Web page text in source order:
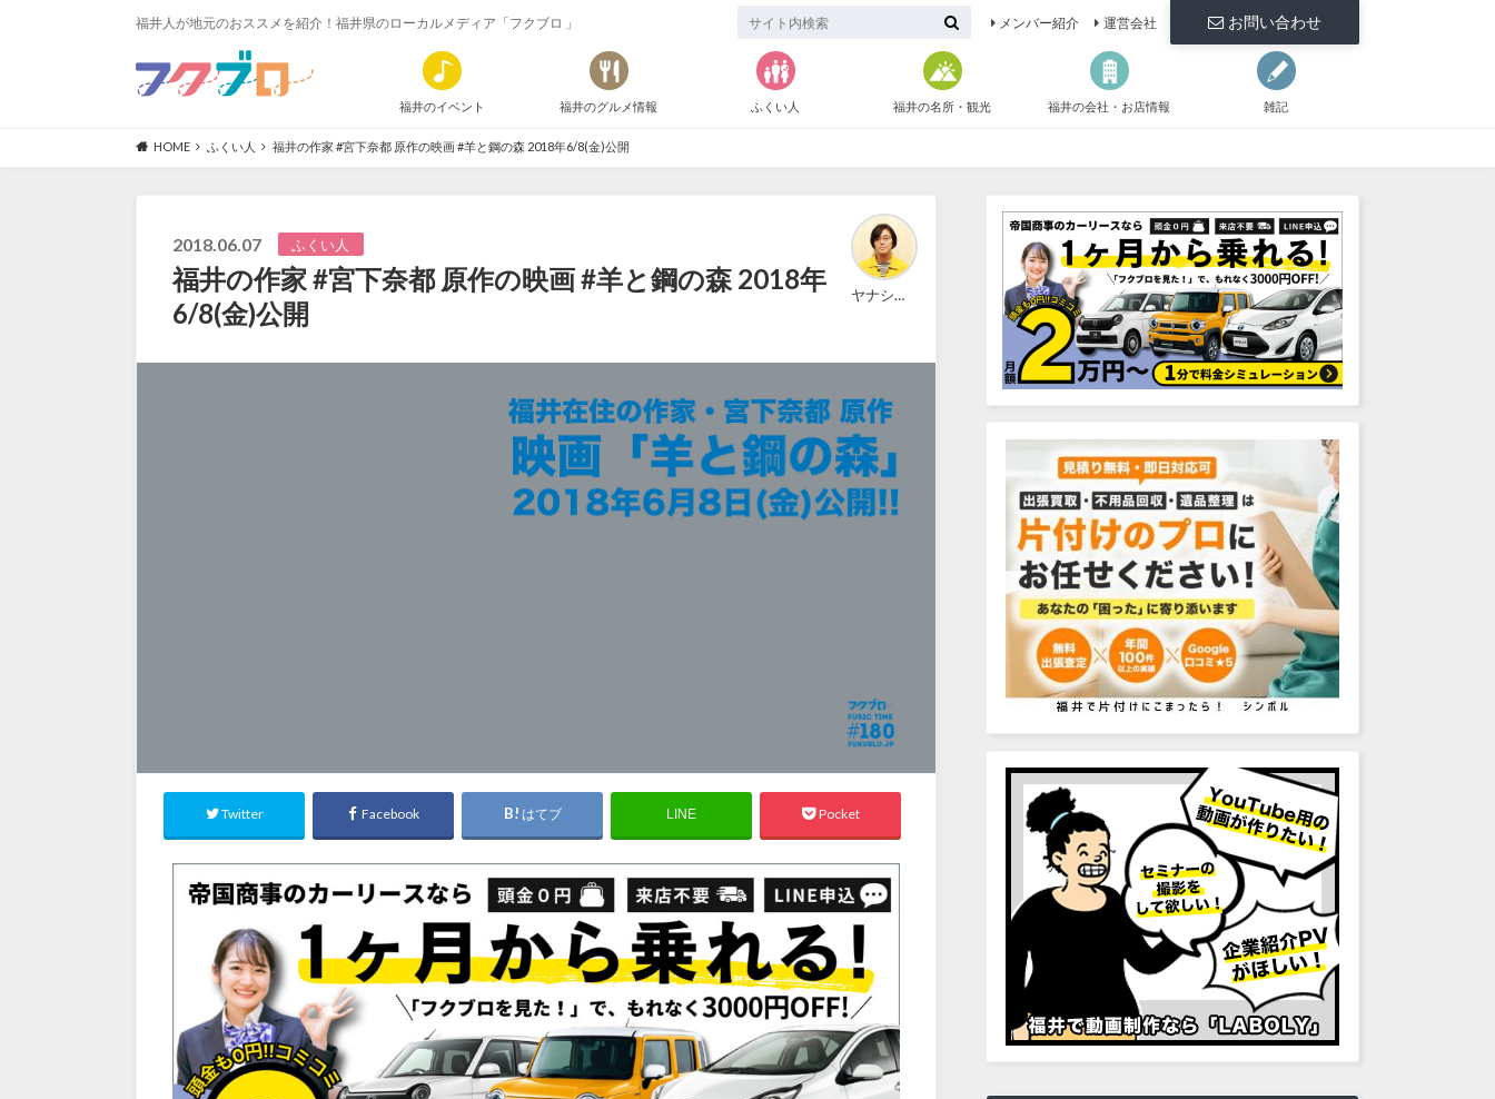
福井人が地元のおススメを紹介！福井県のローカルメディア「フクブロ 」 お問い合わせ
メンバー紹介 運営会社
福井のイベント 福井のグルメ情報 ふくい人 福井の名所・観光 福井の会社・お店情報 雑記
HOME ふくい人 福井の作家 #宮下奈都 原作の映画 #羊と鋼の森 2018年6/8(金)公開
2018.06.07 ふくい人
福井の作家 #宮下奈都 原作の映画 #羊と鋼の森 2018年
6/8(金)公開
ヤナショー
Twitter Facebook はてブ LINE Pocket